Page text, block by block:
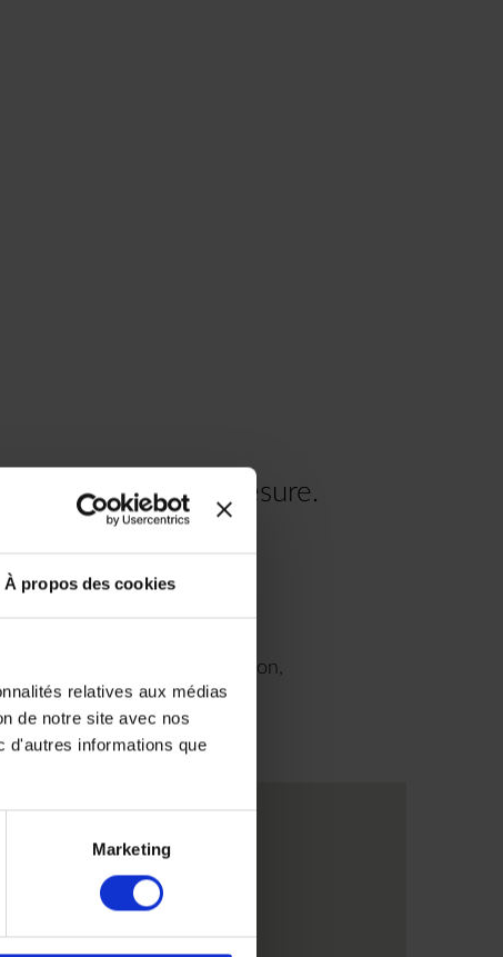
À propos des cookies
relatives aux médias
de notre site avec nos
d'autres informations que
Marketing
voyage à votre mesure.
à 18H30 sans interruption,